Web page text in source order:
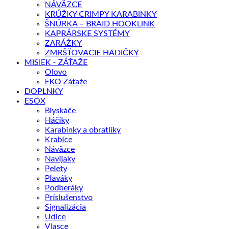
NÁVÄZCE
KRÚŽKY CRIMPY KARABINKY
ŠNÚRKA – BRAID HOOKLINK
KAPRÁRSKE SYSTÉMY
ZARÁŽKY
ZMRŠŤOVACIE HADIČKY
MISIEK - ZÁŤAŽE
Olovo
EKO Záťaže
DOPLNKY
ESOX
Blyskáče
Háčiky
Karabinky a obratlíky
Krabice
Náväzce
Navijaky
Pelety
Plaváky
Podberáky
Príslušenstvo
Signalizácia
Udice
Vlasce